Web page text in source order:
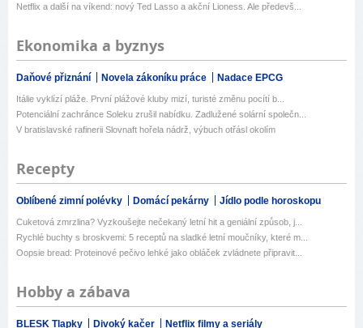
Netflix a další na víkend: nový Ted Lasso a akční Lioness. Ale předevš...
Ekonomika a byznys
Daňové přiznání Novela zákoníku práce Nadace EPCG
Itálie vyklízí pláže. První plážové kluby mizí, turisté změnu pocítí b...
Potenciální zachránce Soleku zrušil nabídku. Zadlužené solární společn...
V bratislavské rafinerii Slovnaft hořela nádrž, výbuch otřásl okolím
Recepty
Oblíbené zimní polévky Domácí pekárny Jídlo podle horoskopu
Cuketová zmrzlina? Vyzkoušejte nečekaný letní hit a geniální způsob, j...
Rychlé buchty s broskvemi: 5 receptů na sladké letní moučníky, které m...
Oopsie bread: Proteinové pečivo lehké jako obláček zvládnete připravit...
Hobby a zábava
BLESK Tlapky Divoký kačer Netflix filmy a seriály